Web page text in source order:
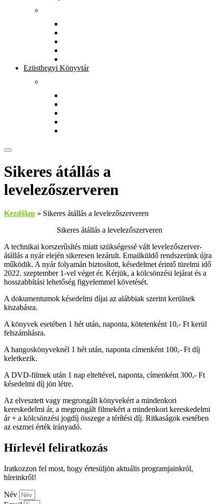
Ezüsthegyi Könyvtár
Sikeres átállás a
levelezőszerveren
Kezdőlap » Sikeres átállás a levelezőszerveren
Sikeres átállás a levelezőszerveren
A technikai korszerűsítés miatt szükségessé vált levelezőszerver-
átállás a nyár elején sikeresen lezárult. Emailküldő rendszerünk újra
működik. A nyár folyamán biztosított, késedelmet érintő türelmi idő
2022. szeptember 1-vel véget ér. Kérjük, a kölcsönzési lejárat és a
hosszabbítási lehetőség figyelemmel követését.
A dokumentumok késedelmi díjai az alábbiak szerint kerülnek
kiszabásra.
A könyvek esetében 1 hét után, naponta, kötetenként 10,- Ft kerül
felszámításra.
A hangoskönyveknél 1 hét után, naponta címenként 100,- Ft díj
keletkezik.
A DVD-filmek után 1 nap elteltével, naponta, címenként 300,- Ft
késedelmi díj jön létre.
Az elvesztett vagy megrongált könyvekért a mindenkori
kereskedelmi ár, a megrongált filmekért a mindenkori kereskedelmi
ár + a kölcsönzési jogdíj összege a térítési díj. Ritkaságok esetében
az eszmei érték irányadó.
Hírlevél feliratkozás
Iratkozzon fel most, hogy értesüljön aktuális programjainkról,
híreinkről!
Név